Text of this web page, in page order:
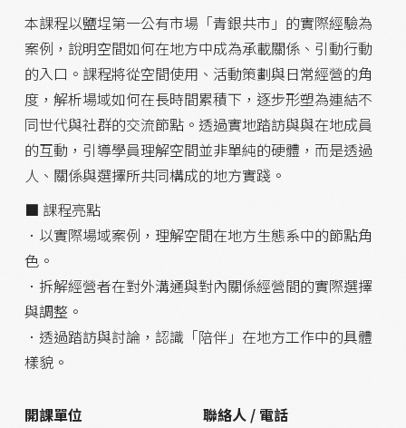
本課程以鹽埕第一公有市場「青銀共市」的實際經驗為
案例，說明空間如何在地方中成為承載關係、引動行動
的入口。課程將從空間使用、活動策劃與日常經營的角
度，解析場域如何在長時間累積下，逐步形塑為連結不
同世代與社群的交流節點。透過實地踏訪與與在地成員
的互動，引導學員理解空間並非單純的硬體，而是透過
人、關係與選擇所共同構成的地方實踐。
■ 課程亮點
．以實際場域案例，理解空間在地方生態系中的節點角
色。
．拆解經營者在對外溝通與對內關係經營間的實際選擇
與調整。
．透過踏訪與討論，認識「陪伴」在地方工作中的具體
樣貌。
開課單位
聯絡人 / 電話